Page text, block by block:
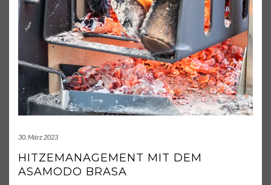
30. März 2023
HITZEMANAGEMENT MIT DEM
ASAMODO BRASA